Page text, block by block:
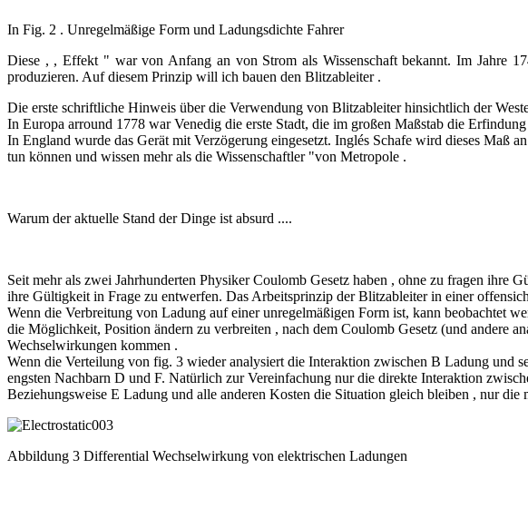
In Fig. 2 . Unregelmäßige Form und Ladungsdichte Fahrer
Diese , , Effekt " war von Anfang an von Strom als Wissenschaft bekannt. Im Jahre
produzieren. Auf diesem Prinzip will ich bauen den Blitzableiter .
Die erste schriftliche Hinweis über die Verwendung von Blitzableiter hinsichtlich der
In Europa arround 1778 war Venedig die erste Stadt, die im großen Maßstab die
In England wurde das Gerät mit Verzögerung eingesetzt. Inglés Schafe wird dieses Maß
tun können und wissen mehr als die Wissenschaftler "von Metropole .
Warum der aktuelle Stand der Dinge ist absurd ....
Seit mehr als zwei Jahrhunderten Physiker Coulomb Gesetz haben , ohne zu fragen
ihre Gültigkeit in Frage zu entwerfen. Das Arbeitsprinzip der Blitzableiter in einer
Wenn die Verbreitung von Ladung auf einer unregelmäßigen Form ist, kann beobachtet
die Möglichkeit, Position ändern zu verbreiten , nach dem Coulomb Gesetz (und andere
Wechselwirkungen kommen .
Wenn die Verteilung von fig. 3 wieder analysiert die Interaktion zwischen B Ladung und
engsten Nachbarn D und F. Natürlich zur Vereinfachung nur die direkte Interaktion
Beziehungsweise E Ladung und alle anderen Kosten die Situation gleich bleiben , nur die
Abbildung 3 Differential Wechselwirkung von elektrischen Ladungen